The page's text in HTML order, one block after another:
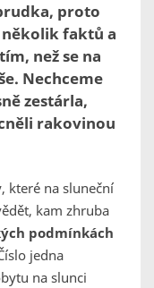
proto
faktů a
než se na
Nechceme
zestárla,
rakovinou
které na sluneční
kam zhruba
podmínkách
jedna
na slunci